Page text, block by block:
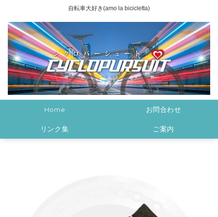
自転車大好き(amo la bicicletta)
Home お問合わせ
リンク集 ご案内